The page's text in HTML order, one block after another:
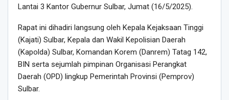
Lantai 3 Kantor Gubernur Sulbar, Jumat (16/5/2025).
Rapat ini dihadiri langsung oleh Kepala Kejaksaan Tinggi
(Kajati) Sulbar, Kepala dan Wakil Kepolisian Daerah
(Kapolda) Sulbar, Komandan Korem (Danrem) Tatag 142,
BIN serta sejumlah pimpinan Organisasi Perangkat
Daerah (OPD) lingkup Pemerintah Provinsi (Pemprov)
Sulbar.